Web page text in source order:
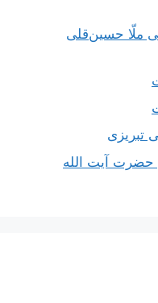
ملّا حسین‌قلی
تبریزی
حضرت آیت الله